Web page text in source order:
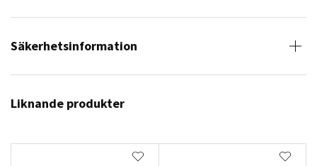
Säkerhetsinformation
Liknande produkter